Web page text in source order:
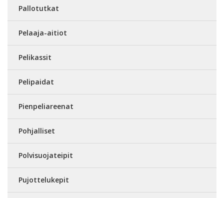
Pallotutkat
Pelaaja-aitiot
Pelikassit
Pelipaidat
Pienpeliareenat
Pohjalliset
Polvisuojateipit
Pujottelukepit